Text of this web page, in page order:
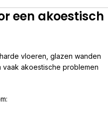
een akoestisch
vloeren, glazen wanden
vaak akoestische problemen